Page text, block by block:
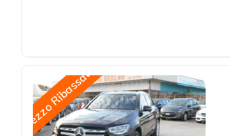
Prezzo Ribassato